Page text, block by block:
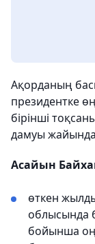
Ақорданың
президентке
бірінші
дамуы жайында
Асайын
өткен
облысында
бойынша